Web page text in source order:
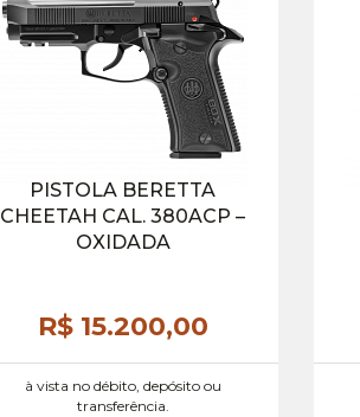
PISTOLA BERETTA
CHEETAH CAL. 380ACP –
OXIDADA
R$ 15.200,00
à vista no débito, depósito ou
transferência.